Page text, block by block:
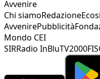
Avvenire
Chi siamoRedazione
AvvenirePubblicità
Mondo CEI
SIRRadio InBluTV2000